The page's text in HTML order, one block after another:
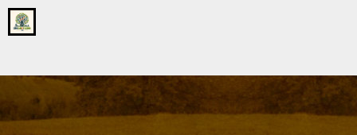
Go
to
page
onsgrotegezin.nl